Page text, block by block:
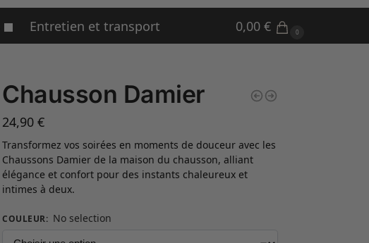
Entretien et transport 0,00 € 0
Chausson Damier
24,90€
Transformez vos soirées en moments de douceur avec les
Chaussons Damier de la maison du chausson, alliant
élégance et confort pour des instants chaleureux et
intimes à deux.
COULEUR: No selection